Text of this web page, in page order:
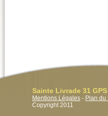
Sainte Livrade 31
Mentions Légales - Plan du
Copyright 2011